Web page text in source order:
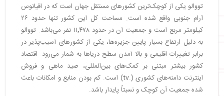
تووالو یکی از کوچک‌ترین کشورهای مستقل جهان است که در اقیانوس
آرام جنوبی واقع شده است. مساحت کل این کشور تنها حدود ۲۶
کیلومتر مربع است و جمعیت آن در حدود ۱۱٬۴۷۸ نفر می‌باشد. تووالو
به دلیل ارتفاع بسیار پایین جزیره‌ها، یکی از کشورهای آسیب‌پذیر در
برابر تغییرات اقلیمی و بالا آمدن سطح دریاها به شمار می‌رود. اقتصاد
کشور بیشتر مبتنی بر کمک‌های بین‌المللی، صید ماهی و فروش
اینترنت دامنه‌های کشوری (.tv) است. کم بودن منابع و امکانات باعث
شده جمعیت آن کوچک و نسبتاً پایدار باشد.